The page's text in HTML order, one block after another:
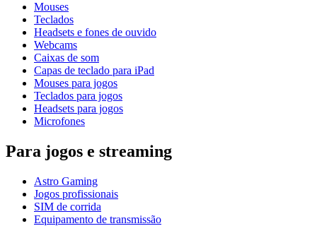
Mouses
Teclados
Headsets e fones de ouvido
Webcams
Caixas de som
Capas de teclado para iPad
Mouses para jogos
Teclados para jogos
Headsets para jogos
Microfones
Para jogos e streaming
Astro Gaming
Jogos profissionais
SIM de corrida
Equipamento de transmissão